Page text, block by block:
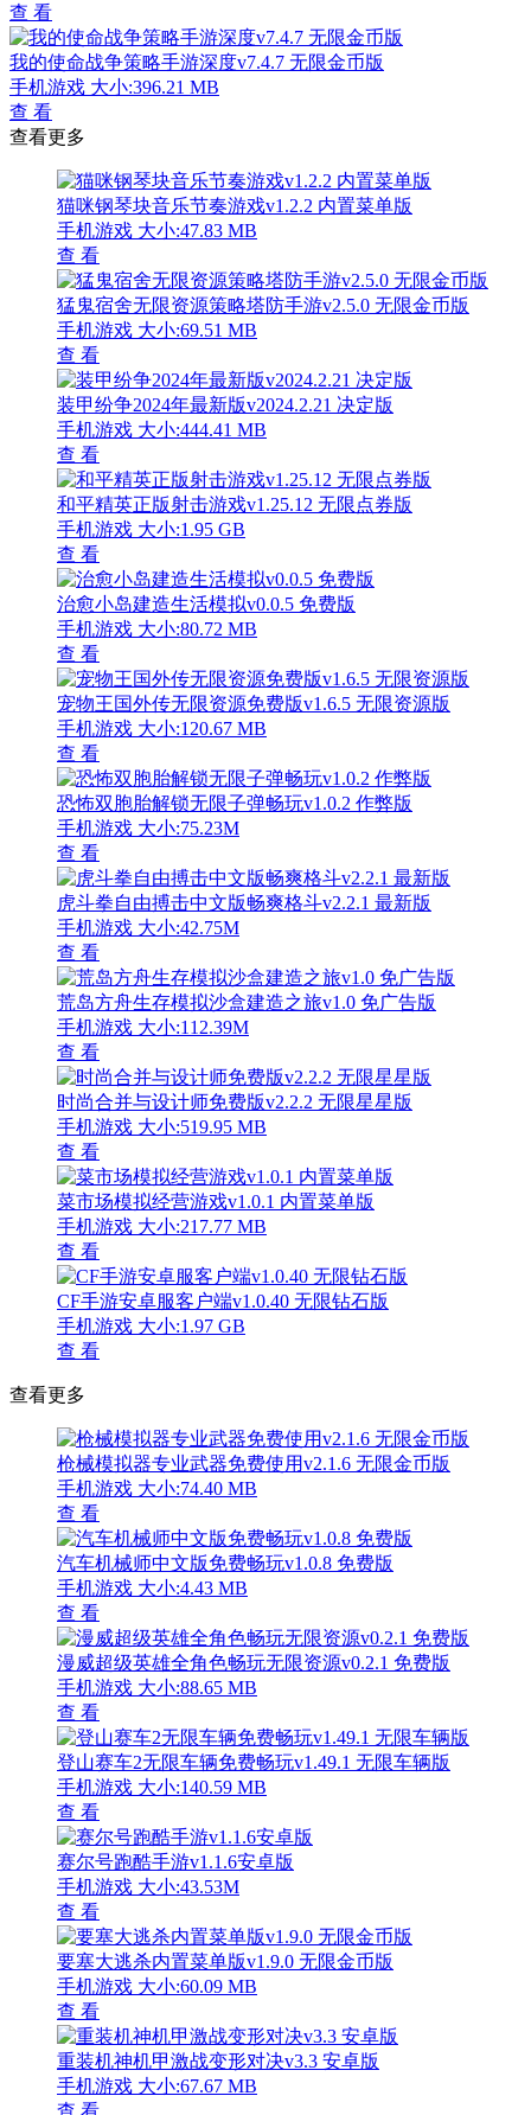
查 看
我的使命战争策略手游深度v7.4.7 无限金币版
手机游戏 大小:396.21 MB
查 看
查看更多
猫咪钢琴块音乐节奏游戏v1.2.2 内置菜单版
手机游戏 大小:47.83 MB
查 看
猛鬼宿舍无限资源策略塔防手游v2.5.0 无限金币版
手机游戏 大小:69.51 MB
查 看
装甲纷争2024年最新版v2024.2.21 决定版
手机游戏 大小:444.41 MB
查 看
和平精英正版射击游戏v1.25.12 无限点券版
手机游戏 大小:1.95 GB
查 看
治愈小岛建造生活模拟v0.0.5 免费版
手机游戏 大小:80.72 MB
查 看
宠物王国外传无限资源免费版v1.6.5 无限资源版
手机游戏 大小:120.67 MB
查 看
恐怖双胞胎解锁无限子弹畅玩v1.0.2 作弊版
手机游戏 大小:75.23M
查 看
虎斗拳自由搏击中文版畅爽格斗v2.2.1 最新版
手机游戏 大小:42.75M
查 看
荒岛方舟生存模拟沙盒建造之旅v1.0 免广告版
手机游戏 大小:112.39M
查 看
时尚合并与设计师免费版v2.2.2 无限星星版
手机游戏 大小:519.95 MB
查 看
菜市场模拟经营游戏v1.0.1 内置菜单版
手机游戏 大小:217.77 MB
查 看
CF手游安卓服客户端v1.0.40 无限钻石版
手机游戏 大小:1.97 GB
查 看
查看更多
枪械模拟器专业武器免费使用v2.1.6 无限金币版
手机游戏 大小:74.40 MB
查 看
汽车机械师中文版免费畅玩v1.0.8 免费版
手机游戏 大小:4.43 MB
查 看
漫威超级英雄全角色畅玩无限资源v0.2.1 免费版
手机游戏 大小:88.65 MB
查 看
登山赛车2无限车辆免费畅玩v1.49.1 无限车辆版
手机游戏 大小:140.59 MB
查 看
赛尔号跑酷手游v1.1.6安卓版
手机游戏 大小:43.53M
查 看
要塞大逃杀内置菜单版v1.9.0 无限金币版
手机游戏 大小:60.09 MB
查 看
重装机神机甲激战变形对决v3.3 安卓版
手机游戏 大小:67.67 MB
查 看